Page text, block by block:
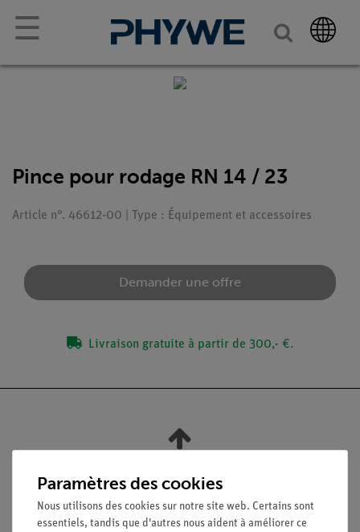
☰
Pince pour rodage RN 14 / 23
Article n°. 46612-00 | Type : Équipement et accessoires
Demander une offre
Livraison gratuite à partir de 300,- €.
Légal
Paramètres des cookies
Nous utilisons des cookies sur notre site web. Certains sont
essentiels, tandis que d'autres nous aident à améliorer ce